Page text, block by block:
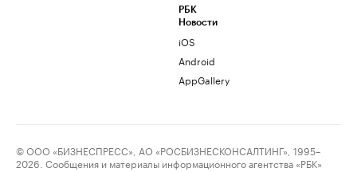
РБК
Новости
iOS
Android
AppGallery
© ООО «БИЗНЕСПРЕСС», АО «РОСБИЗНЕСКОНСАЛТИНГ», 1995–
2026. Сообщения и материалы информационного агентства «РБК»